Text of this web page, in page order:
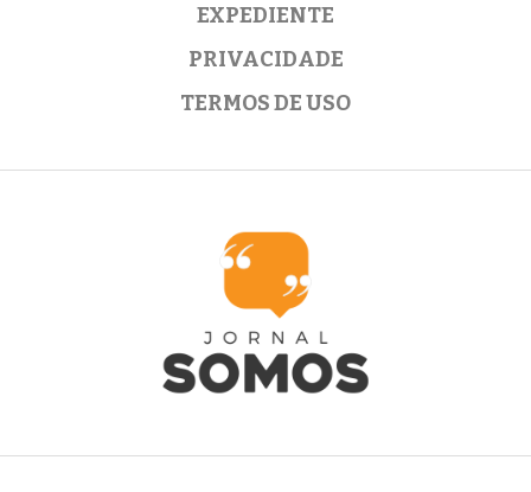
EXPEDIENTE
PRIVACIDADE
TERMOS DE USO